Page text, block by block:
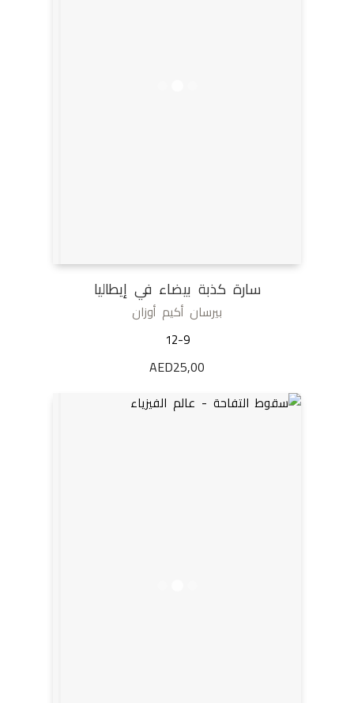
سارة كذبة بيضاء في إيطاليا
بيرسان أكيم أوزان
12-9
AED25,00